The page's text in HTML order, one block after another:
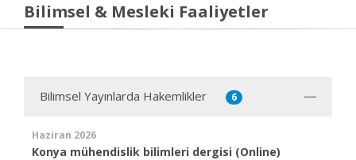
Bilimsel & Mesleki Faaliyetler
Bilimsel Yayınlarda Hakemlikler 6
Haziran 2026
Konya mühendislik bilimleri dergisi (Online)